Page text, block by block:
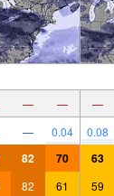
— — —
— 0.04 0.08
82 70 63
82 61 59